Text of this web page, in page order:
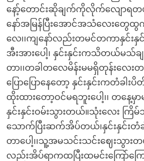
နော့်တောင်းဆိုချက်ကိုလိုက်လျောရ
နော်အမြန်ပြီးအောင်အသံလေးတွေထွက်
လေ၊၊ကျနော်လည်းတမင်တကာနှင်းနှ
အီးအားပေါ့၊ နှင်းနှင်းကသိတယ်မသ်ခ
တာ၊၊တခါတလေမိန်းမမရှိတုန်းလေ
ပြောပြောနေတော့ နှင်းနှင်းကတံခါး
ထိုးထားတော့ဝင်မရဘူးပေါ့၊၊ တနေ့မှ
နှင်းနှင်းဝမ်းသွားတယ်။သုံးလေး ကြိမ်
သောက်ပြီးဆက်အိပ်တယ်၊နှင်းနှင်းတံခ
တာပေါ့၊၊သူ့အမသင်းသင်းဈေးသွား
လည်းအိပ်ရာကထပြီးထမင်းကြော်ကြ